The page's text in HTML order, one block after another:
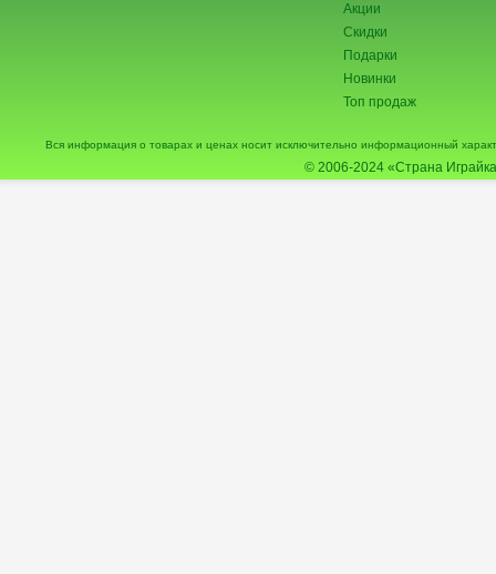
Акции
Скидки
Подарки
Новинки
Топ продаж
Вся информация о товарах и ценах носит исключительно информационный
© 2006-2024 «Страна